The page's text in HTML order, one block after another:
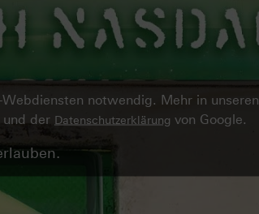
notwendig. Mehr in unseren
und der Datenschutzerklärung von Google.